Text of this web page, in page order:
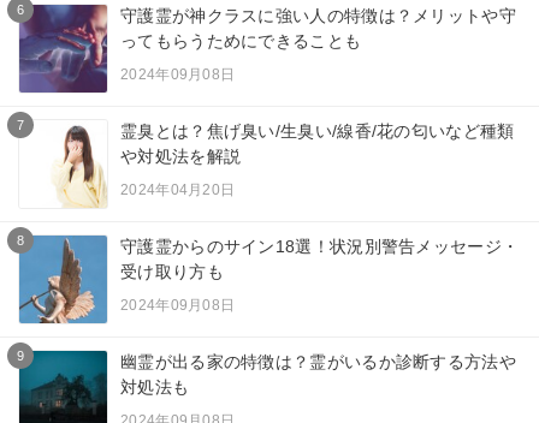
6
守護霊が神クラスに強い人の特徴は？メリットや守
ってもらうためにできることも
2024年09月08日
7
霊臭とは？焦げ臭い/生臭い/線香/花の匂いなど種類
や対処法を解説
2024年04月20日
8
守護霊からのサイン18選！状況別警告メッセージ・
受け取り方も
2024年09月08日
9
幽霊が出る家の特徴は？霊がいるか診断する方法や
対処法も